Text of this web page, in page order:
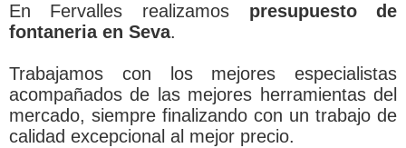
En Fervalles realizamos presupuesto de
fontaneria en Seva.
Trabajamos con los mejores especialistas
acompañados de las mejores herramientas del
mercado, siempre finalizando con un trabajo de
calidad excepcional al mejor precio.